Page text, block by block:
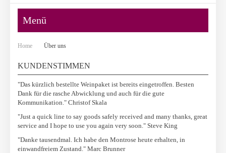
Menü
Home Über uns
KUNDENSTIMMEN
"Das kürzlich bestellte Weinpaket ist bereits eingetroffen. Besten
Dank für die rasche Abwicklung und auch für die gute
Kommunikation." Christof Skala
"Just a quick line to say goods safely received and many thanks, great
service and I hope to use you again very soon." Steve King
"Danke tausendmal. Ich habe den Montrose heute erhalten, in
einwandfreiem Zustand." Marc Brunner